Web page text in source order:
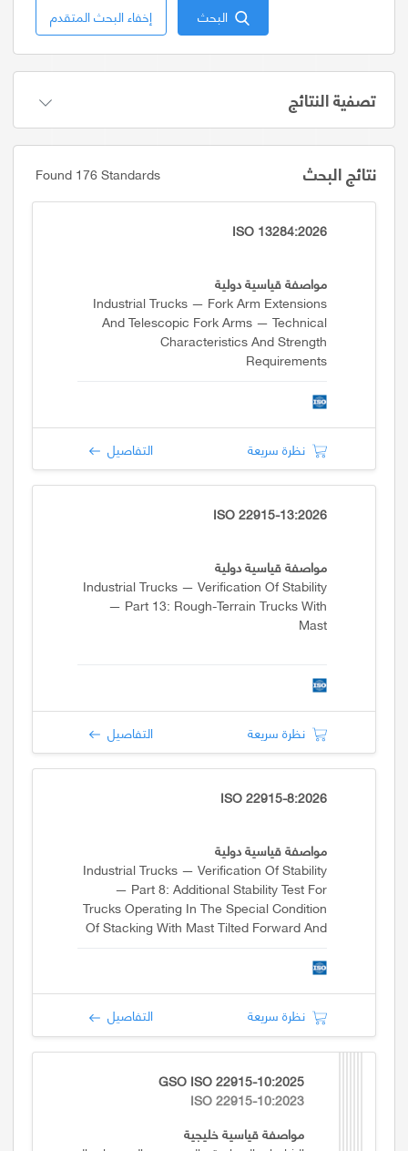
البحث إخفاء البحث المتقدم
تصفية النتائج
نتائج البحث Found 176 Standards
ISO 13284:2026
مواصفة قياسية دولية
Industrial Trucks — Fork Arm Extensions
And Telescopic Fork Arms — Technical
Characteristics And Strength
Requirements
نظرة سريعة التفاصيل
ISO 22915-13:2026
مواصفة قياسية دولية
Industrial Trucks — Verification Of Stability
— Part 13: Rough-Terrain Trucks With
Mast
نظرة سريعة التفاصيل
ISO 22915-8:2026
مواصفة قياسية دولية
Industrial Trucks — Verification Of Stability
— Part 8: Additional Stability Test For
Trucks Operating In The Special Condition
Of Stacking With Mast Tilted Forward And
نظرة سريعة التفاصيل
GSO ISO 22915-10:2025
ISO 22915-10:2023
مواصفة قياسية خليجية